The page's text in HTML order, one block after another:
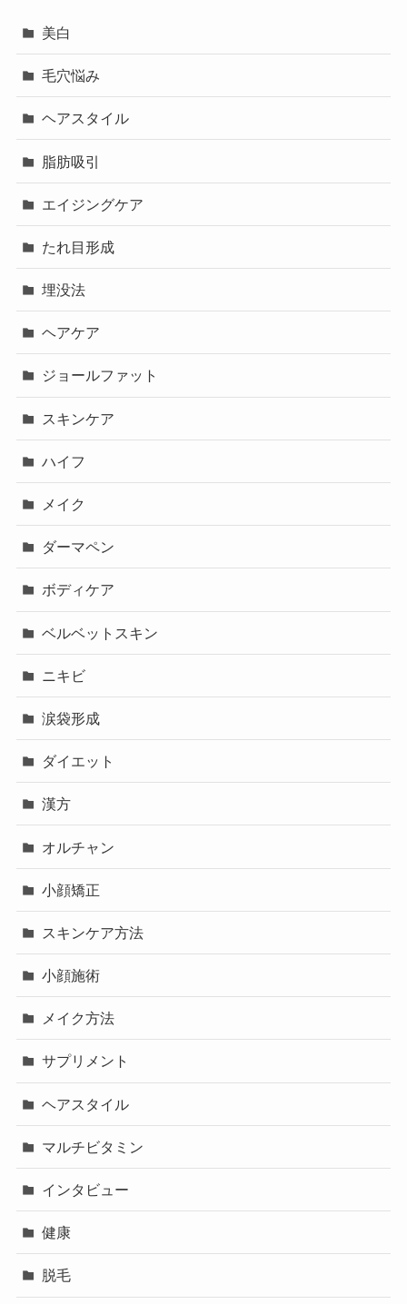
美白
毛穴悩み
ヘアスタイル
脂肪吸引
エイジングケア
たれ目形成
埋没法
ヘアケア
ジョールファット
スキンケア
ハイフ
メイク
ダーマペン
ボディケア
ベルベットスキン
ニキビ
涙袋形成
ダイエット
漢方
オルチャン
小顔矯正
スキンケア方法
小顔施術
メイク方法
サプリメント
ヘアスタイル
マルチビタミン
インタビュー
健康
脱毛